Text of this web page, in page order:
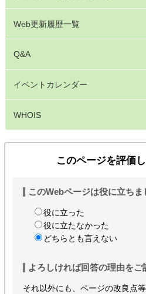
Web更新履歴一覧
Q&A
イベントカレンダー
WHOIS
このページを評価
このWebページは役に立ちま
役に立った
役に立たなかった
どちらとも言えない
よろしければ回答の理由をご
それ以外にも、ページの改良点